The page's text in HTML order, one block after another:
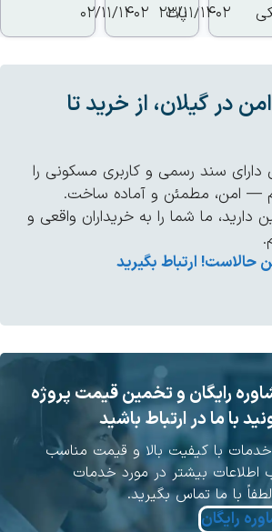
23/11/1402
پات
02/11/1402
گیلان، از خرید تا
سند رسمی و کاربری مسکونی را
امن، مطمئن و آماده ساخت.
ما شما را به خریداران واقعی و
ارتباط بگیرید
رایگان و تخمین قیمت پروژه
ما در ارتباط باشید
با کیفیت بالا و قیمت مناسب
بیشتر در مورد خدمات
ما تماس بگیرید.